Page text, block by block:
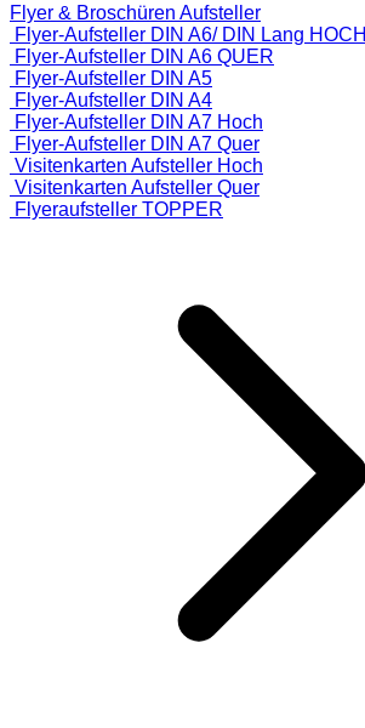
Flyer & Broschüren Aufsteller
Flyer-Aufsteller DIN A6/ DIN Lang HOCH
Flyer-Aufsteller DIN A6 QUER
Flyer-Aufsteller DIN A5
Flyer-Aufsteller DIN A4
Flyer-Aufsteller DIN A7 Hoch
Flyer-Aufsteller DIN A7 Quer
Visitenkarten Aufsteller Hoch
Visitenkarten Aufsteller Quer
Flyeraufsteller TOPPER